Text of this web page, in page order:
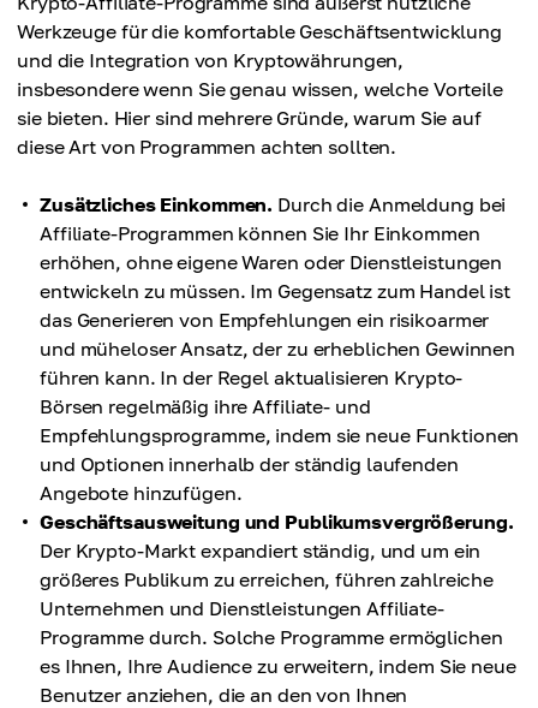
Werkzeuge für die komfortable Geschäftsentwicklung
und die Integration von Kryptowährungen,
insbesondere wenn Sie genau wissen, welche Vorteile
sie bieten. Hier sind mehrere Gründe, warum Sie auf
diese Art von Programmen achten sollten.
Zusätzliches Einkommen. Durch die Anmeldung bei
Affiliate-Programmen können Sie Ihr Einkommen
erhöhen, ohne eigene Waren oder Dienstleistungen
entwickeln zu müssen. Im Gegensatz zum Handel ist
das Generieren von Empfehlungen ein risikoarmer
und müheloser Ansatz, der zu erheblichen Gewinnen
führen kann. In der Regel aktualisieren Krypto-
Börsen regelmäßig ihre Affiliate- und
Empfehlungsprogramme, indem sie neue Funktionen
und Optionen innerhalb der ständig laufenden
Angebote hinzufügen.
Geschäftsausweitung und Publikumsvergrößerung.
Der Krypto-Markt expandiert ständig, und um ein
größeres Publikum zu erreichen, führen zahlreiche
Unternehmen und Dienstleistungen Affiliate-
Programme durch. Solche Programme ermöglichen
es Ihnen, Ihre Audience zu erweitern, indem Sie neue
Benutzer anziehen, die an den von Ihnen